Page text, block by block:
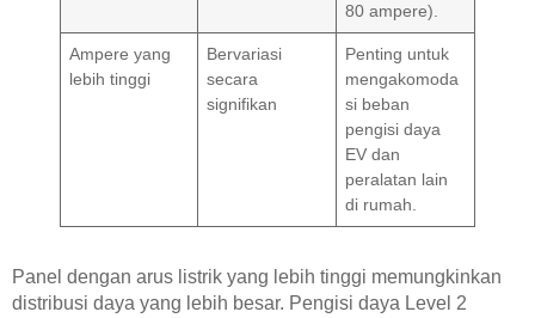
80 ampere).
Ampere yang
lebih tinggi
Bervariasi
secara
signifikan
Penting untuk
mengakomoda
si beban
pengisi daya
EV dan
peralatan lain
di rumah.
Panel dengan arus listrik yang lebih tinggi memungkinkan
distribusi daya yang lebih besar. Pengisi daya Level 2